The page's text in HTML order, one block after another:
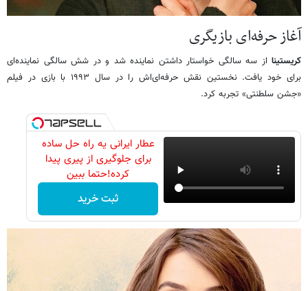
آغاز حرفه‌ای بازیگری
کریستینا از سه سالگی خواستار داشتن نماینده شد و در شش سالگی نماینده‌ای
برای خود یافت. نخستین نقش حرفه‌ای‌اش را در سال ۱۹۹۳ با بازی در فیلم
«جشن سلطنتی» تجربه کرد.
عطار ایرانی یه راه حل ساده
برای جلوگیری از پیری پیدا
کرده!حتما ببین
ثبت خرید